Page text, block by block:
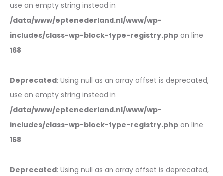
use an empty string instead in
/data/www/eptenederland.nl/www/wp-
includes/class-wp-block-type-registry.php on line
168
Deprecated: Using null as an array offset is deprecated,
use an empty string instead in
/data/www/eptenederland.nl/www/wp-
includes/class-wp-block-type-registry.php on line
168
Deprecated: Using null as an array offset is deprecated,